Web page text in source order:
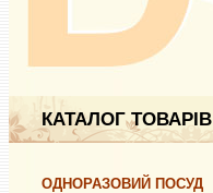
КАТАЛОГ ТОВАРІВ
ОДНОРАЗОВИЙ ПОСУД